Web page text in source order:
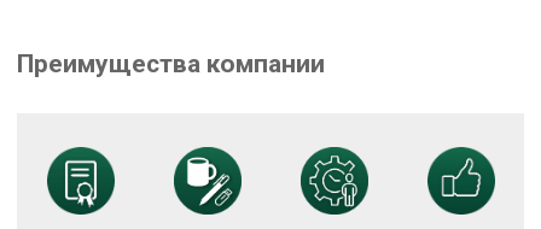
Преимущества компании